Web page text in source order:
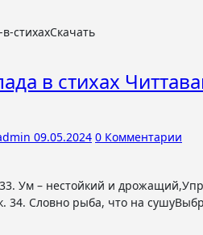
стихахСкачать
в стихах
09.05.2024 0 Комментарии
34. Словно рыба, что на